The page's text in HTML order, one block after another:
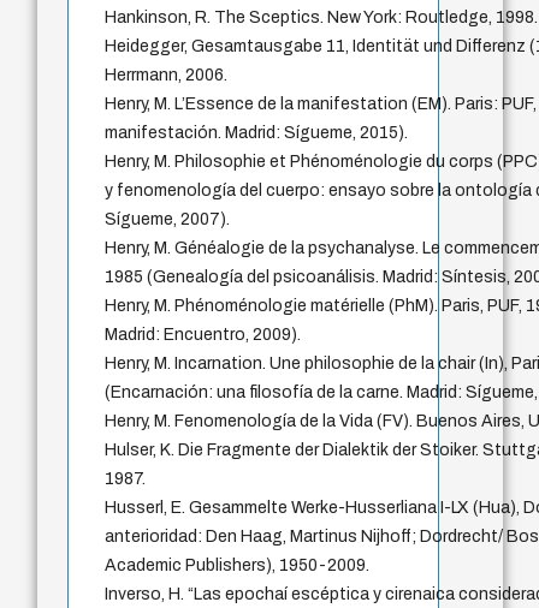
Hankinson, R. The Sceptics. New York: Routledge, 1998.
Heidegger, Gesamtausgabe 11, Identität und Differenz
Herrmann, 2006.
Henry, M. L’Essence de la manifestation (EM). Paris:
manifestación. Madrid: Sígueme, 2015).
Henry, M. Philosophie et Phénoménologie du corps
y fenomenología del cuerpo: ensayo sobre la ontología
Sígueme, 2007).
Henry, M. Généalogie de la psychanalyse. Le
1985 (Genealogía del psicoanálisis. Madrid: Síntesis,
Henry, M. Phénoménologie matérielle (PhM). Paris, PUF,
Madrid: Encuentro, 2009).
Henry, M. Incarnation. Une philosophie de la chair (In),
(Encarnación: una filosofía de la carne. Madrid:
Henry, M. Fenomenología de la Vida (FV). Buenos Aires,
Hulser, K. Die Fragmente der Dialektik der Stoiker.
1987.
Husserl, E. Gesammelte Werke-Husserliana I-LX (Hua),
anterioridad: Den Haag, Martinus Nijhoff; Dordrecht/
Academic Publishers), 1950-2009.
Inverso, H. “Las epochaí escéptica y cirenaica